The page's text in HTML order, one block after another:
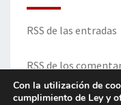
RSS de las entradas
RSS de los
Con la utilización de
cumplimiento de Ley y